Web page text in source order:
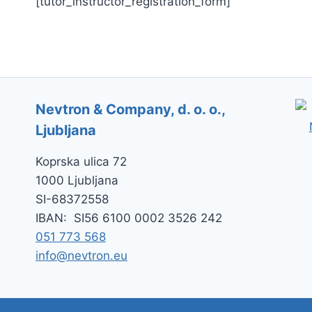
Nevtron & Company, d. o. o.,
Ljubljana
Koprska ulica 72
1000 Ljubljana
SI-68372558
IBAN: SI56 6100 0002 3526 242
051 773 568
info@nevtron.eu